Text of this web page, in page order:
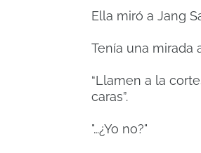
Ella miró a Jang
Tenía una mirada
“Llamen a la
caras”.
"…¿Yo no?"